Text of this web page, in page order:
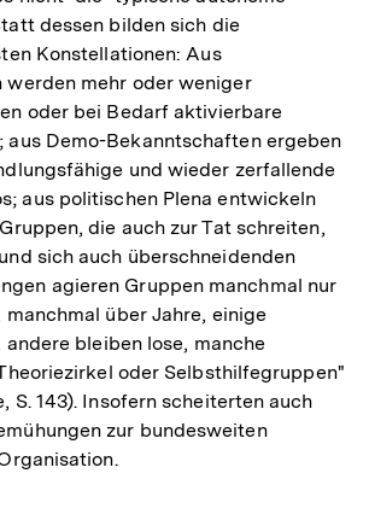
dessen bilden sich die
Konstellationen: Aus
werden mehr oder weniger
oder bei Bedarf aktivierbare
Demo-Bekanntschaften ergeben
und wieder zerfallende
aus politischen Plena entwickeln
die auch zur Tat schreiten,
sich auch überschneidenden
agieren Gruppen manchmal nur
manchmal über Jahre, einige
bleiben lose, manche
oder Selbsthilfegruppen"
S. 143). Insofern scheiterten auch
zur bundesweiten